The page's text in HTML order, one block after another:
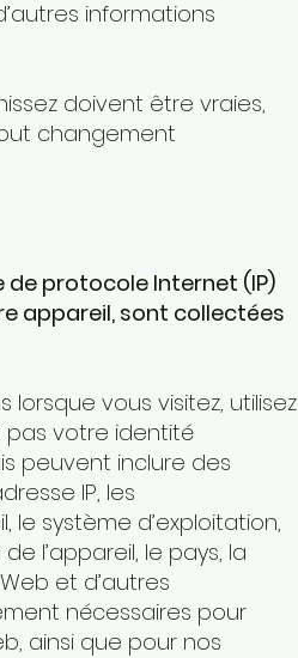
informations
doivent être vraies,
changement
de protocole Internet (IP)
appareil, sont collectées
vous visitez, utilisez
pas votre identité
peuvent inclure des
IP, les
système d’exploitation,
l’appareil, le pays, la
et d’autres
nécessaires pour
ainsi que pour nos